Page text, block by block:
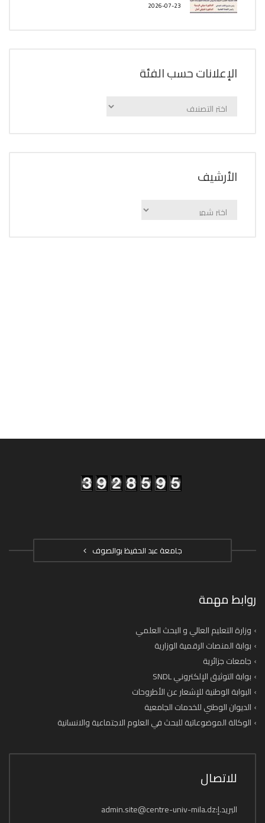
2026-07-23
الإعلانات حسب الفئة
الإعلانات
اﻷرشيف
اﻷرشيف
جامعة عبد الحفيظ بوالصوف
روابط مهمة
وزارة التعليم العالي و البحث العلمي
بوابة المنصات الرقمية الوزارية
جامعات جزائرية
بوابة التوثيق الإلكتروني SNDL
البوابة الوطنية للإشعار عن الأطروحات
الديوان الوطني للخدمات الجامعية
الوكالة الموضوعاتية للبحث في العلوم الاجتماعية والانسانية
للاتصال
البريد.إ:admin.site@centre-univ-mila.dz